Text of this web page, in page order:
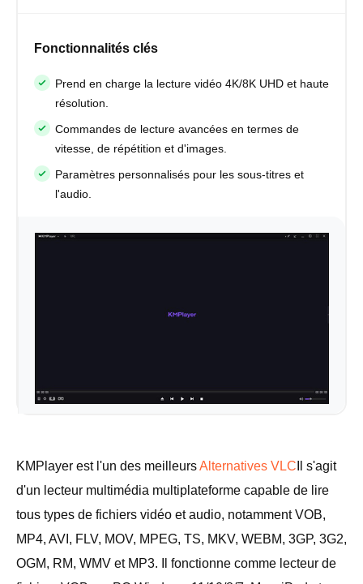
Fonctionnalités clés
Prend en charge la lecture vidéo 4K/8K UHD et haute
résolution.
Commandes de lecture avancées en termes de
vitesse, de répétition et d'images.
Paramètres personnalisés pour les sous-titres et
l'audio.
KMPlayer est l'un des meilleursAlternatives VLC Il s'agit
d'un lecteur multimédia multiplateforme capable de lire
tous types de fichiers vidéo et audio, notamment VOB,
MP4, AVI, FLV, MOV, MPEG, TS, MKV, WEBM, 3GP, 3G2,
OGM, RM, WMV et MP3. Il fonctionne comme lecteur de